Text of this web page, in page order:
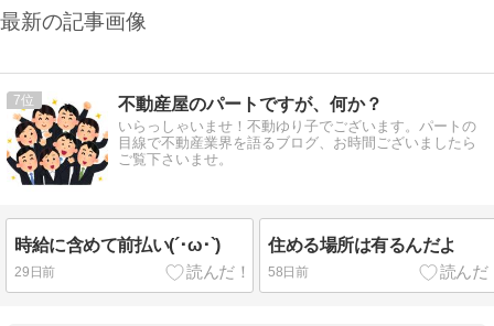
最新の記事画像
7 不動産屋のパートですが、何か？
いらっしゃいませ！不動ゆり子でございます。パートの
目線で不動産業界を語るブログ、お時間ございましたら
ご覧下さいませ。
時給に含めて前払い(´･ω･`)
29日前
住める場所は有るんだよ
58日前